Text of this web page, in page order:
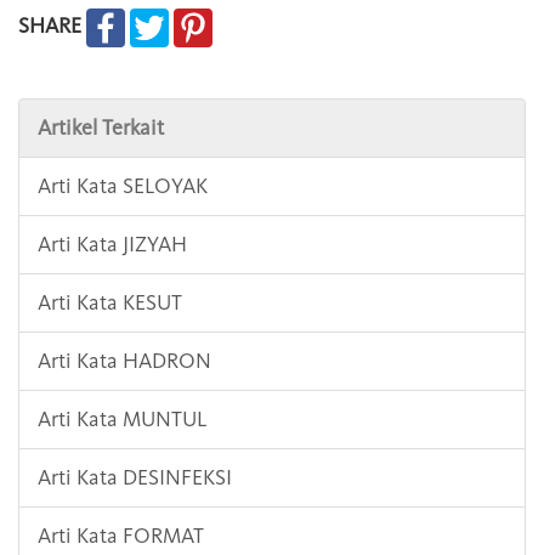
SHARE
Artikel Terkait
Arti Kata SELOYAK
Arti Kata JIZYAH
Arti Kata KESUT
Arti Kata HADRON
Arti Kata MUNTUL
Arti Kata DESINFEKSI
Arti Kata FORMAT